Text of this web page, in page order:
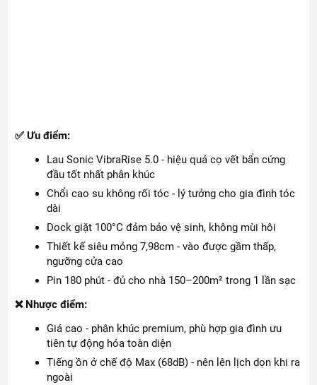
✅ Ưu điểm:
Lau Sonic VibraRise 5.0 - hiệu quả cọ vết bẩn cứng
đầu tốt nhất phân khúc
Chổi cao su không rối tóc - lý tưởng cho gia đình tóc
dài
Dock giặt 100°C đảm bảo vệ sinh, không mùi hôi
Thiết kế siêu mỏng 7,98cm - vào được gầm thấp,
ngưỡng cửa cao
Pin 180 phút - đủ cho nhà 150–200m² trong 1 lần sạc
❌ Nhược điểm:
Giá cao - phân khúc premium, phù hợp gia đình ưu
tiên tự động hóa toàn diện
Tiếng ồn ở chế độ Max (68dB) - nên lên lịch dọn khi ra
ngoài